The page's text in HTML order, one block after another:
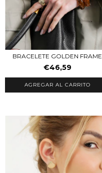
BRACELETE GOLDEN FRAME
€46,59